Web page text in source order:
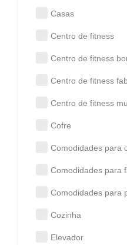
Casas
Centro de fitness
Centro de fitness
Centro de fitness
Centro de fitness
Cofre
Comodidades para
Comodidades para
Comodidades para
Cozinha
Elevador